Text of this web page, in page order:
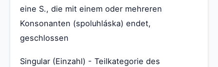
eine S., die mit einem oder mehreren
Konsonanten (spoluhláska) endet,
geschlossen
Singular (Einzahl) - Teilkategorie des